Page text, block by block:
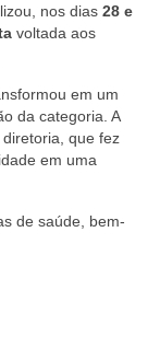
nos dias 28 e
voltada aos
em um
da categoria. A
que fez
em uma
de saúde, bem-